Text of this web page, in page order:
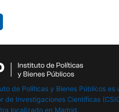
de Políticas y Bienes Públicos
de Investigaciones Científicas
localizado en Madrid.